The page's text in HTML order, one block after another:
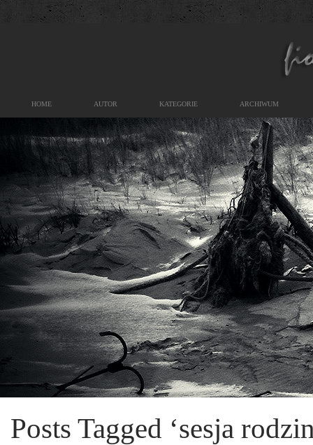
HOME AUTOR KATEGORIE ARCHIWUM
Posts Tagged ‘sesja